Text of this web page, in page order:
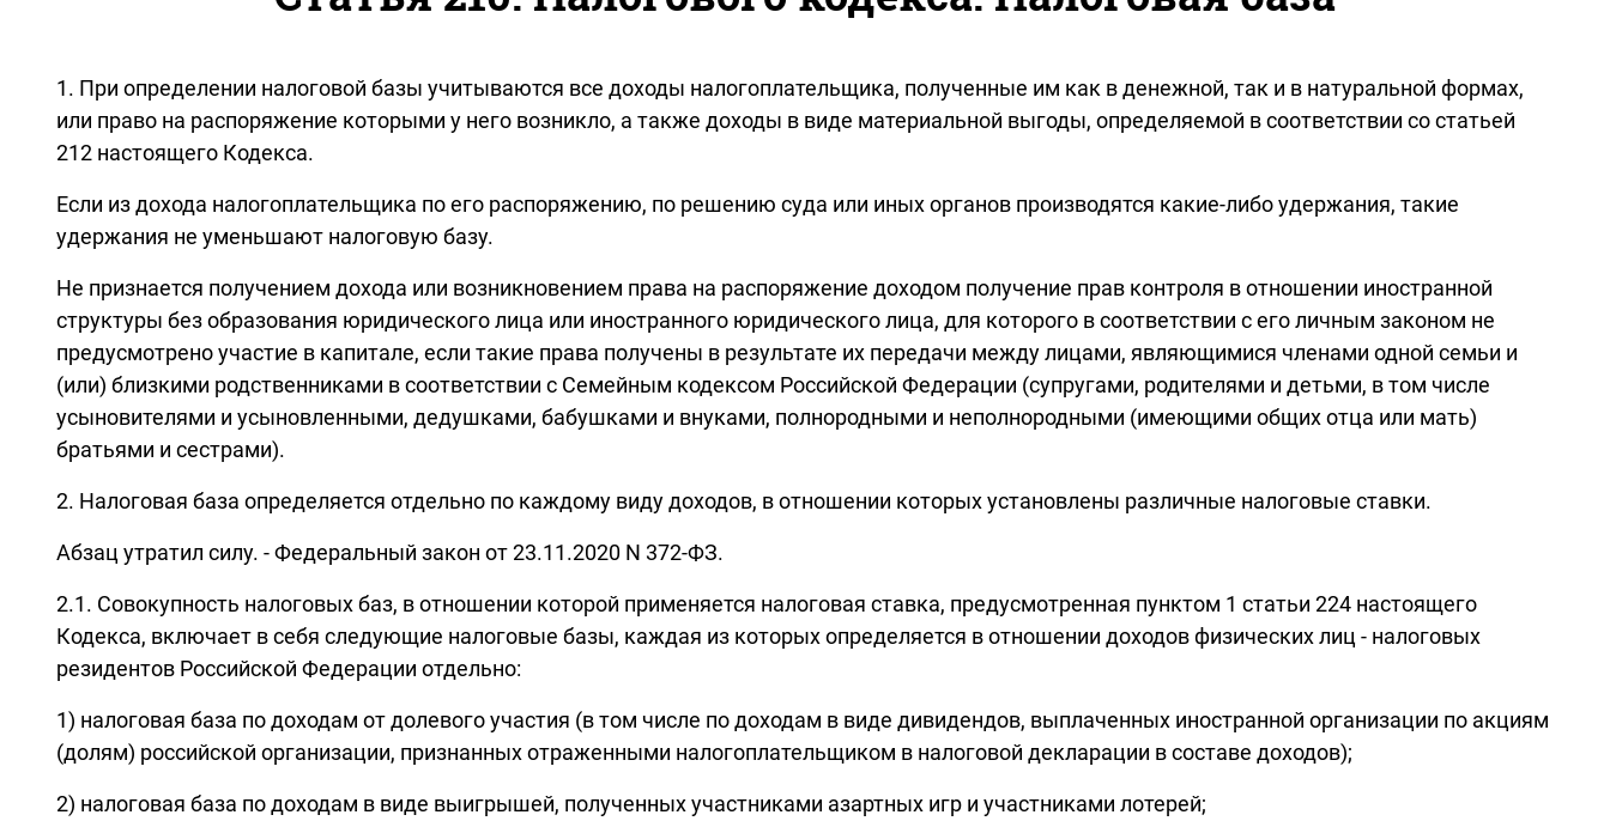
1. При определении налоговой базы учитываются все доходы налогоплательщика, полученные им как в денежной, так и в натуральной формах,
или право на распоряжение которыми у него возникло, а также доходы в виде материальной выгоды, определяемой в соответствии со статьей
212 настоящего Кодекса.
Если из дохода налогоплательщика по его распоряжению, по решению суда или иных органов производятся какие-либо удержания, такие
удержания не уменьшают налоговую базу.
Не признается получением дохода или возникновением права на распоряжение доходом получение прав контроля в отношении иностранной
структуры без образования юридического лица или иностранного юридического лица, для которого в соответствии с его личным законом не
предусмотрено участие в капитале, если такие права получены в результате их передачи между лицами, являющимися членами одной семьи и
(или) близкими родственниками в соответствии с Семейным кодексом Российской Федерации (супругами, родителями и детьми, в том числе
усыновителями и усыновленными, дедушками, бабушками и внуками, полнородными и неполнородными (имеющими общих отца или мать)
братьями и сестрами).
2. Налоговая база определяется отдельно по каждому виду доходов, в отношении которых установлены различные налоговые ставки.
Абзац утратил силу. - Федеральный закон от 23.11.2020 N 372-ФЗ.
2.1. Совокупность налоговых баз, в отношении которой применяется налоговая ставка, предусмотренная пунктом 1 статьи 224 настоящего
Кодекса, включает в себя следующие налоговые базы, каждая из которых определяется в отношении доходов физических лиц - налоговых
резидентов Российской Федерации отдельно:
1) налоговая база по доходам от долевого участия (в том числе по доходам в виде дивидендов, выплаченных иностранной организации по акциям
(долям) российской организации, признанных отраженными налогоплательщиком в налоговой декларации в составе доходов);
2) налоговая база по доходам в виде выигрышей, полученных участниками азартных игр и участниками лотерей;